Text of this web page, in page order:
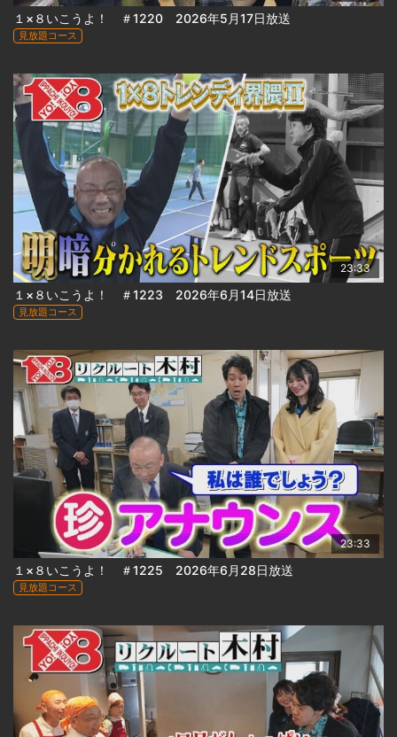
１×８いこうよ！ ＃1220 2026年5月17日放送
見放題コース
23:33
１×８いこうよ！ ＃1223 2026年6月14日放送
見放題コース
23:33
１×８いこうよ！ ＃1225 2026年6月28日放送
見放題コース